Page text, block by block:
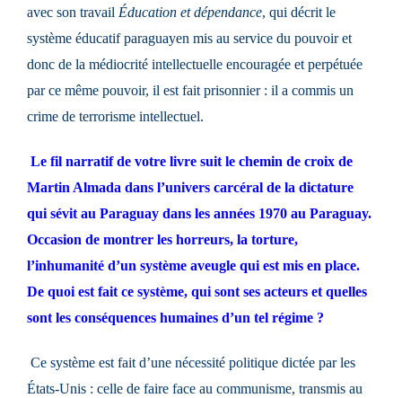
avec son travail Éducation et dépendance, qui décrit le
système éducatif paraguayen mis au service du pouvoir et
donc de la médiocrité intellectuelle encouragée et perpétuée
par ce même pouvoir, il est fait prisonnier : il a commis un
crime de terrorisme intellectuel.
Le fil narratif de votre livre suit le chemin de croix de
Martin Almada dans l’univers carcéral de la dictature
qui sévit au Paraguay dans les années 1970 au Paraguay.
Occasion de montrer les horreurs, la torture,
l’inhumanité d’un système aveugle qui est mis en place.
De quoi est fait ce système, qui sont ses acteurs et quelles
sont les conséquences humaines d’un tel régime ?
Ce système est fait d’une nécessité politique dictée par les
États-Unis : celle de faire face au communisme, transmis au